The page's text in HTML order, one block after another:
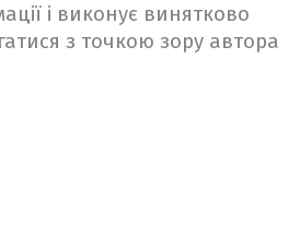
і виконує винятково
з точкою зору автора